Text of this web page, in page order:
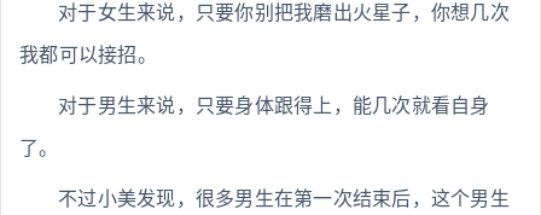
对于女生来说，只要你别把我磨出火星子，你想几次
我都可以接招。
对于男生来说，只要身体跟得上，能几次就看自身
了。
不过小美发现，很多男生在第一次结束后，这个男生